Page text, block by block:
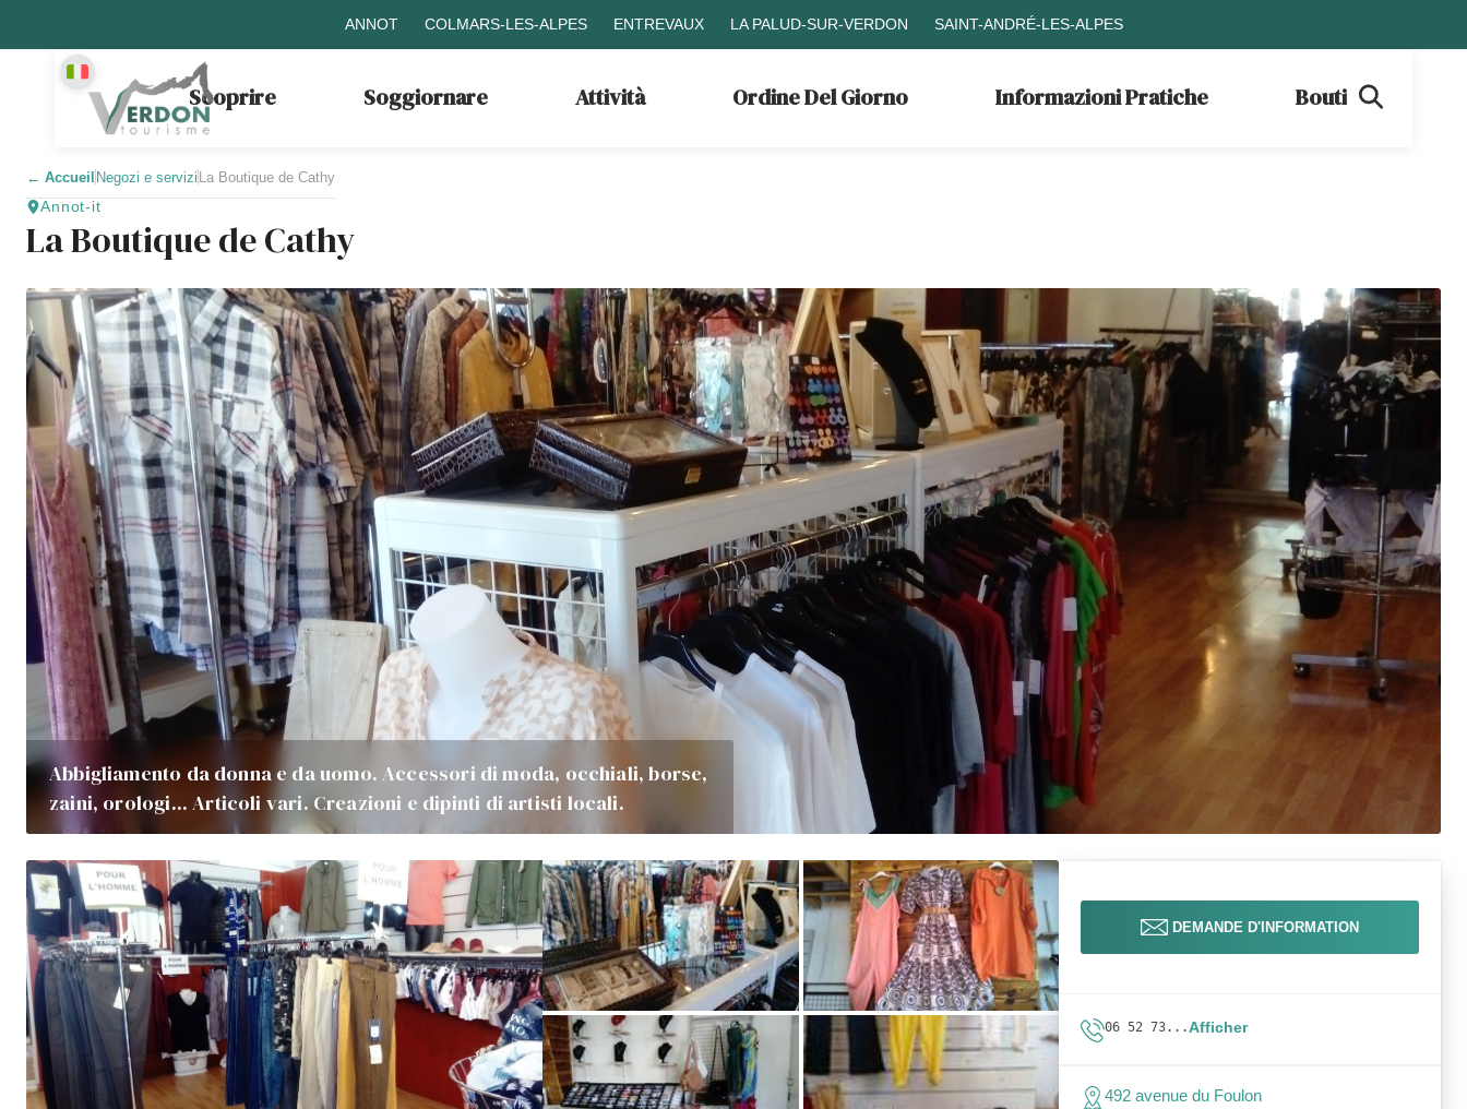
ANNOT COLMARS-LES-ALPES ENTREVAUX LA PALUD-SUR-VERDON SAINT-ANDRÉ-LES-ALPES
Scoprire Soggiornare Attività Ordine Del Giorno Informazioni Pratiche Boutique
← Accueil Negozi e servizi La Boutique de Cathy
Annot-it
La Boutique de Cathy
Abbigliamento da donna e da uomo. Accessori di moda, occhiali, borse,
zaini, orologi... Articoli vari. Creazioni e dipinti di artisti locali.
DEMANDE D'INFORMATION
06 52 73...Afficher
492 avenue du Foulon